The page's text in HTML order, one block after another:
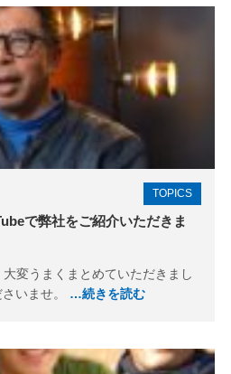
TOPICS
で弊社をご紹介いただきま
変うまくまとめていただきまし
いませ。 …続きを読む